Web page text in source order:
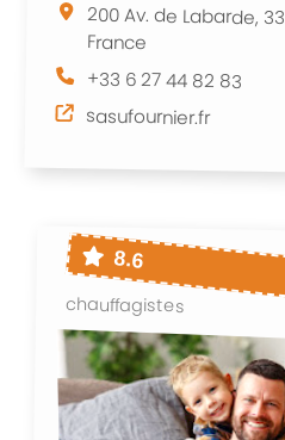
200 Av. de Labarde,
France
+33 6 27 44 82 83
sasufournier.fr
8.6
chauffagistes